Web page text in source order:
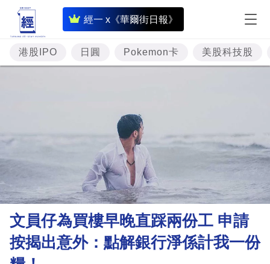
經一 x《華爾街日報》
即
時
財
經
市
理
財
商
港股IPO 日圓 Pokemon卡 美股科技股
文員仔為買樓早晚直踩兩份工 申請
按揭出意外：點解銀行淨係計我一份